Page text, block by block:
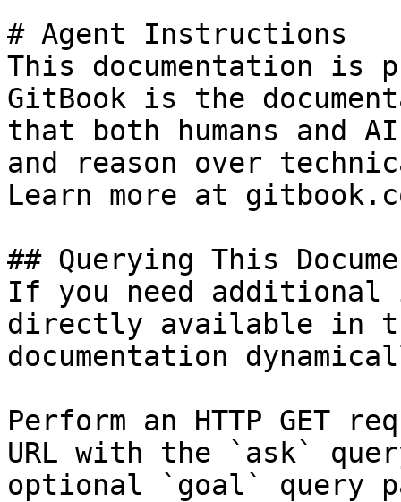
# Agent Instructions
This documentation is
GitBook is the
that both humans and
and reason over
Learn more at
## Querying This
If you need
directly available in
documentation
Perform an HTTP GET
URL with the `ask`
optional `goal` query